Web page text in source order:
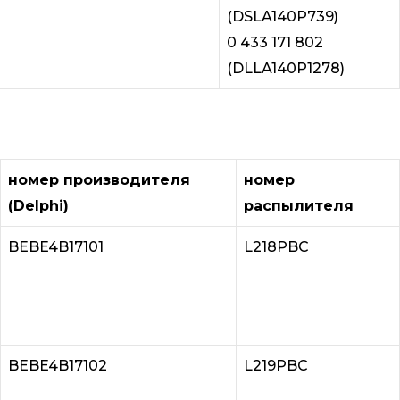
(DSLA140P739)
0 433 171 802
(DLLA140P1278)
номер производителя
(Delphi)
номер
распылителя
BEBE4B17101 L218PBC
BEBE4B17102 L219PBC